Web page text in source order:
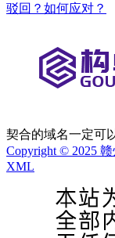
驳回？如何应对？
契合的域名一定可
Copyright © 2025
XML